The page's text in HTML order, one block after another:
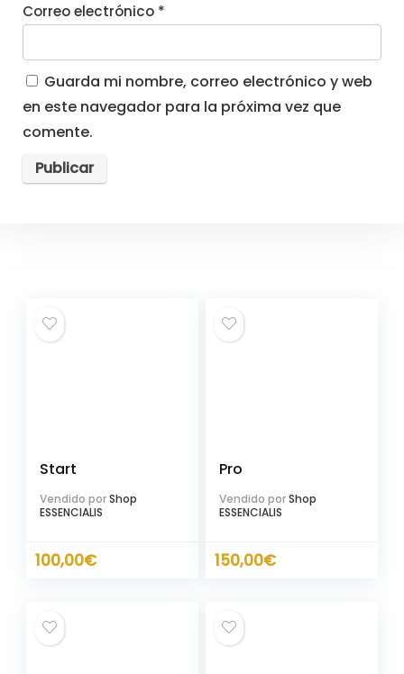
Correo electrónico *
Guarda mi nombre, correo electrónico y web
en este navegador para la próxima vez que
comente.
Start
Vendido porShop
ESSENCIALIS
100,00€
Pro
Vendido porShop
ESSENCIALIS
150,00€